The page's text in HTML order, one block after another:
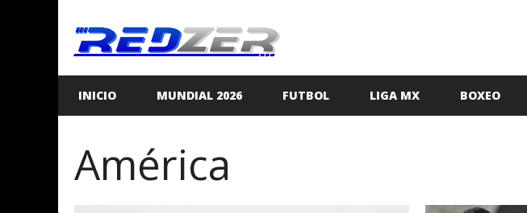
contenido
INICIO MUNDIAL 2026 FUTBOL LIGA MX BOXEO
América